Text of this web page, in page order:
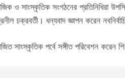
ও সাংস্কৃতিক সংগঠনের প্রতিনিধিরা
চক্রবর্তী। ধন্যবাদ জ্ঞাপন করেন
সাংস্কৃতিক পর্বে সঙ্গীত পরিবেশন করেন